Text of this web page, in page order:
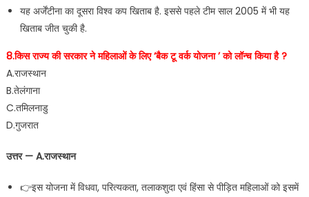
यह अर्जेंटीना का दूसरा विश्व कप खिताब है. इससे पहले टीम साल 2005 में भी यह
खिताब जीत चुकी है.
8.किस राज्य की सरकार ने महिलाओं के लिए ‘बैक टू वर्क योजना ’ को लॉन्च किया है ?
A.राजस्थान
B.तेलंगाना
C.तमिलनाडु
D.गुजरात
उत्तर — A.राजस्थान
👉इस योजना में विधवा, परित्यकता, तलाकशुदा एवं हिंसा से पीड़ित महिलाओं को इसमें